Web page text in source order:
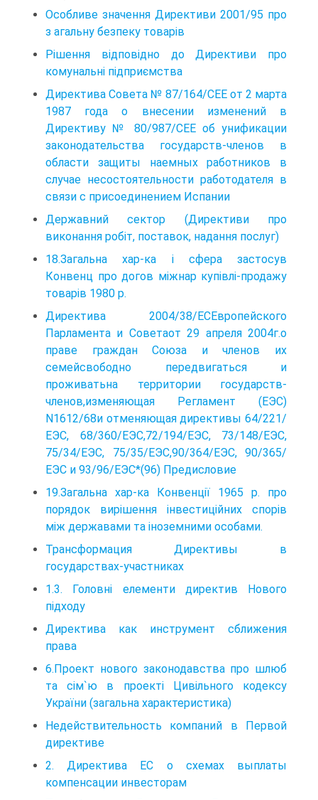
Особливе значення Директиви 2001/95 про
з агальну безпеку товарів
Рішення відповідно до Директиви про
комунальні підприємства
Директива Совета № 87/164/СЕЕ от 2 марта
1987 года о внесении изменений в
Директиву № 80/987/СЕЕ об унификации
законодательства государств-членов в
области защиты наемных работников в
случае несостоятельности работодателя в
связи с присоединением Испании
Державний сектор (Директиви про
виконання робіт, поставок, надання послуг)
18.Загальна хар-ка і сфера застосув
Конвенц про догов міжнар купівлі-продажу
товарів 1980 р.
Директива 2004/38/ЕСЕвропейского
Парламента и Советаот 29 апреля 2004г.о
праве граждан Союза и членов их
семейсвободно передвигаться и
проживатьна территории государств-
членов,изменяющая Регламент (ЕЭС)
N1612/68и отменяющая директивы 64/221/
ЕЭС, 68/360/ЕЭС,72/194/ЕЭС, 73/148/ЕЭС,
75/34/ЕЭС, 75/35/ЕЭС,90/364/ЕЭС, 90/365/
ЕЭС и 93/96/ЕЭС*(96) Предисловие
19.Загальна хар-ка Конвенції 1965 р. про
порядок вирішення інвестиційних спорів
між державами та іноземними особами.
Трансформация Директивы в
государствах-участниках
1.3. Головні елементи директив Нового
підходу
Директива как инструмент сближения
права
6.Проект нового законодавства про шлюб
та сім`ю в проекті Цивільного кодексу
України (загальна характеристика)
Недействительность компаний в Первой
директиве
2. Директива ЕС о схемах выплаты
компенсации инвесторам